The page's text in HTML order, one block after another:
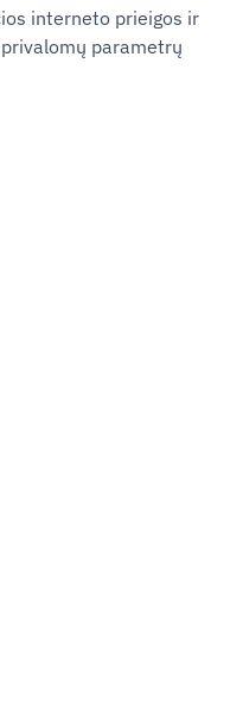
interneto prieigos ir
parametrų